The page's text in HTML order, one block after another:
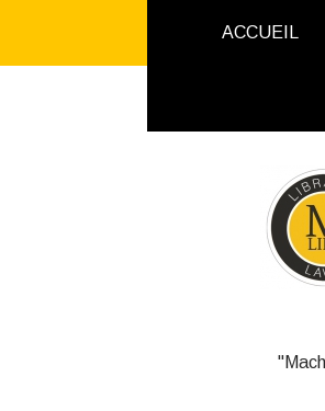
ACCUEIL